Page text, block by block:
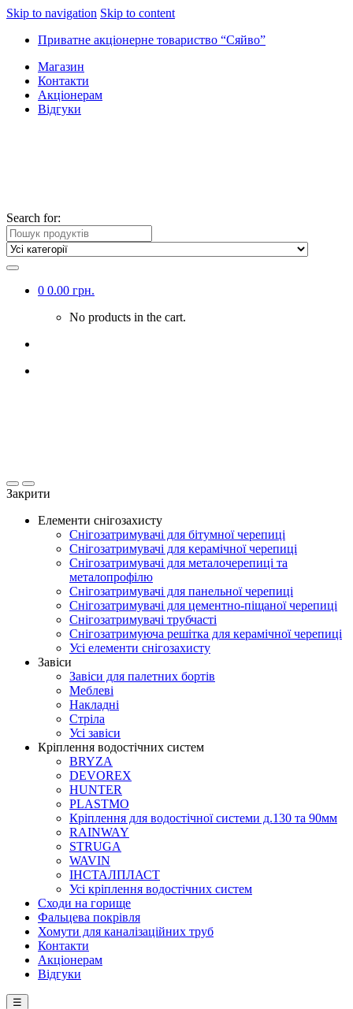
Skip to navigation Skip to content
Приватне акціонерне товариство “Сяйво”
Магазин
Контакти
Акціонерам
Відгуки
Search for:
0 0.00 грн.
No products in the cart.
Закрити
Елементи снігозахисту
Снігозатримувачі для бітумної черепиці
Снігозатримувачі для керамічної черепиці
Снігозатримувачі для металочерепиці та
металопрофілю
Снігозатримувачі для панельної черепиці
Снігозатримувачі для цементно-піщаної черепиці
Снігозатримувачі трубчасті
Снігозатримуюча решітка для керамічної черепиці
Усі елементи снігозахисту
Завіси
Завіси для палетних бортів
Меблеві
Накладні
Стріла
Усі завіси
Кріплення водостічних систем
BRYZA
DEVOREX
HUNTER
PLASTMO
Кріплення для водостічної системи д.130 та 90мм
RAINWAY
STRUGA
WAVIN
ІНСТАЛПЛАСТ
Усі кріплення водостічних систем
Сходи на горище
Фальцева покрівля
Хомути для каналізаційних труб
Контакти
Акціонерам
Відгуки
☰